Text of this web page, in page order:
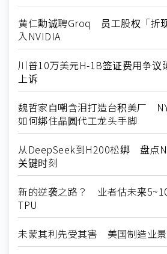
黄仁勳诚聘Groq 员工股权「折
入NVIDIA
川普10万美元H-1B签证费用争
上诉
魏哲家自嘲含泪打造台积美厂
如何绑住晶圆代工龙头手脚
从DeepSeek到H200松绑 盘点
关键时刻
新的逆袭之路？ 业者估未来
TPU
未蒙其利先受其害 美国制造业